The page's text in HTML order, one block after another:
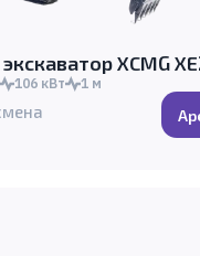
XCMG
106 кВт 1 м